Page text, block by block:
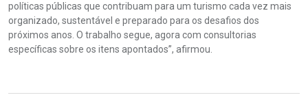
políticas públicas que contribuam para um turismo cada vez mais
organizado, sustentável e preparado para os desafios dos
próximos anos. O trabalho segue, agora com consultorias
específicas sobre os itens apontados”, afirmou.